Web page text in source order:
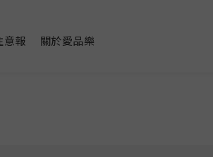
意報 關於愛品樂